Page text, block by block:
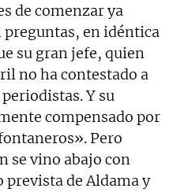
de comenzar ya
preguntas, en idéntica
su gran jefe, quien
no ha contestado a
Y su
compensado por
Pero
se vino abajo con
de Aldama y